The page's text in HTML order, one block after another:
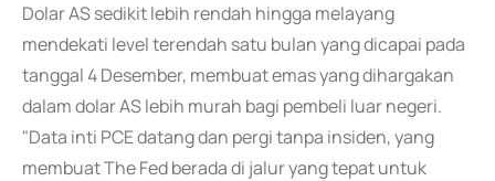
Dolar AS sedikit lebih rendah hingga melayang
mendekati level terendah satu bulan yang dicapai pada
tanggal 4 Desember, membuat emas yang dihargakan
dalam dolar AS lebih murah bagi pembeli luar negeri.
"Data inti PCE datang dan pergi tanpa insiden, yang
membuat The Fed berada di jalur yang tepat untuk